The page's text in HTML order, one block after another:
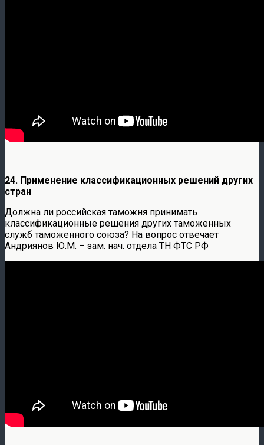
24. Применение классификационных решений других
стран
Должна ли российская таможня принимать
классификационные решения других таможенных
служб таможенного союза? На вопрос отвечает
Андриянов Ю.М. – зам. нач. отдела ТН ФТС РФ